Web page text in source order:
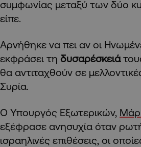
συμφωνίας μεταξύ των δύο
είπε.
Αρνήθηκε να πει αν οι
εκφράσει τη δυσαρέσκειά
θα αντιταχθούν σε
Συρία.
Ο Υπουργός Εξωτερικών,
εξέφρασε ανησυχία όταν
ισραηλινές επιθέσεις, οι